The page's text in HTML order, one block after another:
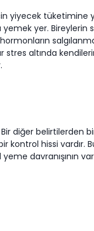
yiyecek
yer.
stres altında
diğer belirtilerden
hissi vardır.
davranışının